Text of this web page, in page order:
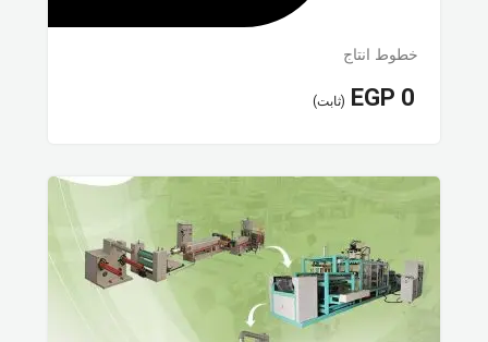
خطوط انتاج
EGP 0 (ثابت)